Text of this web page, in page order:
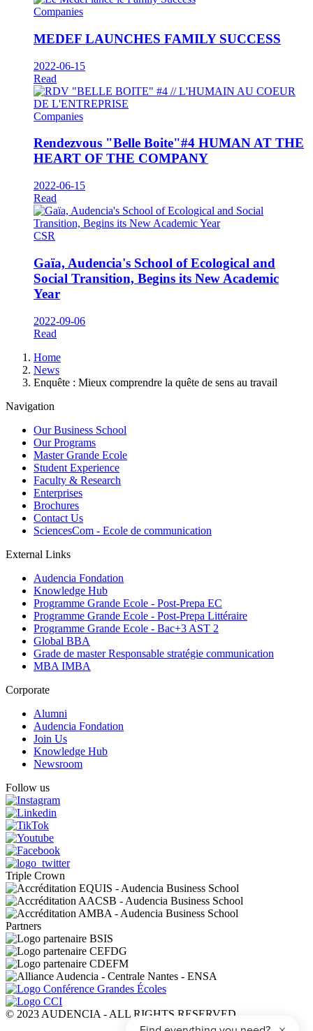
Companies
MEDEF LAUNCHES FAMILY SUCCESS
2022-06-15
Read
Companies
Rendezvous "Belle Boite"#4 HUMAN AT THE
HEART OF THE COMPANY
2022-06-15
Read
CSR
Gaïa, Audencia's School of Ecological and
Social Transition, Begins its New Academic
Year
2022-09-06
Read
Breadcrumb
Home
News
Enquête : Mieux comprendre la quête de sens au travail
Navigation
Our Business School
Our Programs
Master Grande Ecole
Student Experience
Faculty & Research
Enterprises
Brochures
Contact Us
SciencesCom - Ecole de communication
External Links
Audencia Fondation
Knowledge Hub
Programme Grande Ecole - Post-Prepa EC
Programme Grande Ecole - Post-Prepa Littéraire
Programme Grande Ecole - Bac+3 AST 2
Global BBA
Grade de master Responsable stratégie communication
MBA IMBA
Corporate
Alumni
Audencia Fondation
Join Us
Knowledge Hub
Newsroom
Follow us
Triple Crown
Partners
© 2023 AUDENCIA - ALL RIGHTS RESERVED